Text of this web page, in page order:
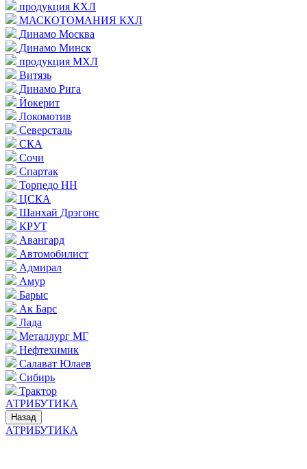
продукция КХЛ
МАСКОТОМАНИЯ КХЛ
Динамо Москва
Динамо Минск
продукция МХЛ
Витязь
Динамо Рига
Йокерит
Локомотив
Северсталь
СКА
Сочи
Спартак
Торпедо НН
ЦСКА
Шанхай Дрэгонс
КРУТ
Авангард
Автомобилист
Адмирал
Амур
Барыс
Ак Барс
Лада
Металлург МГ
Нефтехимик
Салават Юлаев
Сибирь
Трактор
АТРИБУТИКА
Назад
АТРИБУТИКА